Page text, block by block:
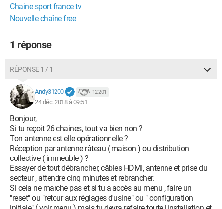
Chaine sport france tv
Nouvelle chaîne free
1 réponse
RÉPONSE 1 / 1
Andy31200 12 201
24 déc. 2018 à 09:51
Bonjour,
Si tu reçoit 26 chaines, tout va bien non ?
Ton antenne est elle opérationnelle ?
Réception par antenne râteau ( maison ) ou distribution
collective ( immeuble ) ?
Essayer de tout débrancher, câbles HDMI, antenne et prise du
secteur , attendre cinq minutes et rebrancher.
Si cela ne marche pas et si tu a accès au menu , faire un
"reset" ou "retour aux réglages d'usine" ou " configuration